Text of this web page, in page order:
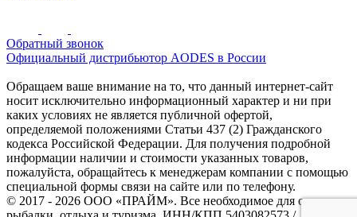
Обратный звонок
Официальный дистрибьютор AODES в России
Обращаем ваше внимание на то, что данный интернет-сайт
носит исключительно информационный характер и ни при
каких условиях не является публичной офертой,
определяемой положениями Статьи 437 (2) Гражданского
кодекса Российской Федерации. Для получения подробной
информации наличии и стоимости указанных товаров,
пожалуйста, обращайтесь к менеджерам компании с помощью
специальной формы связи на сайте или по телефону.
© 2017 - 2026 ООО «ПРАЙМ». Все необходимое для охоты и